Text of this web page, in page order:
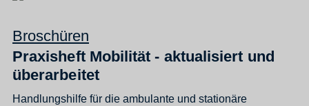
Broschüren
Praxisheft Mobilität - aktualisiert und
überarbeitet
Handlungshilfe für die ambulante und stationäre